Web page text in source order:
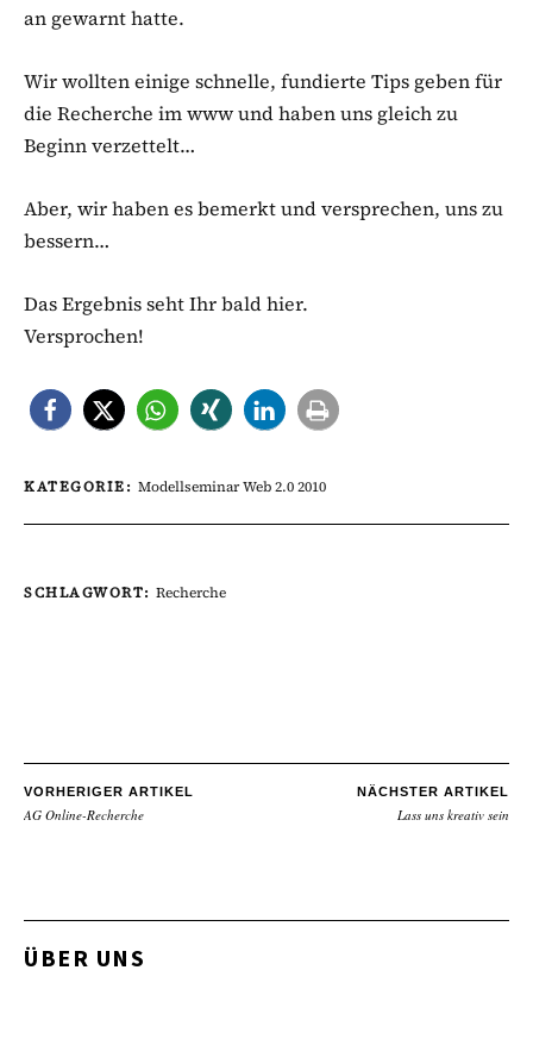
an gewarnt hatte.
Wir wollten einige schnelle, fundierte Tips geben für
die Recherche im www und haben uns gleich zu
Beginn verzettelt…
Aber, wir haben es bemerkt und versprechen, uns zu
bessern…
Das Ergebnis seht Ihr bald hier.
Versprochen!
KATEGORIE: Modellseminar Web 2.0 2010
SCHLAGWORT: Recherche
VORHERIGER ARTIKEL
AG Online-Recherche
NÄCHSTER ARTIKEL
Lass uns kreativ sein
ÜBER UNS